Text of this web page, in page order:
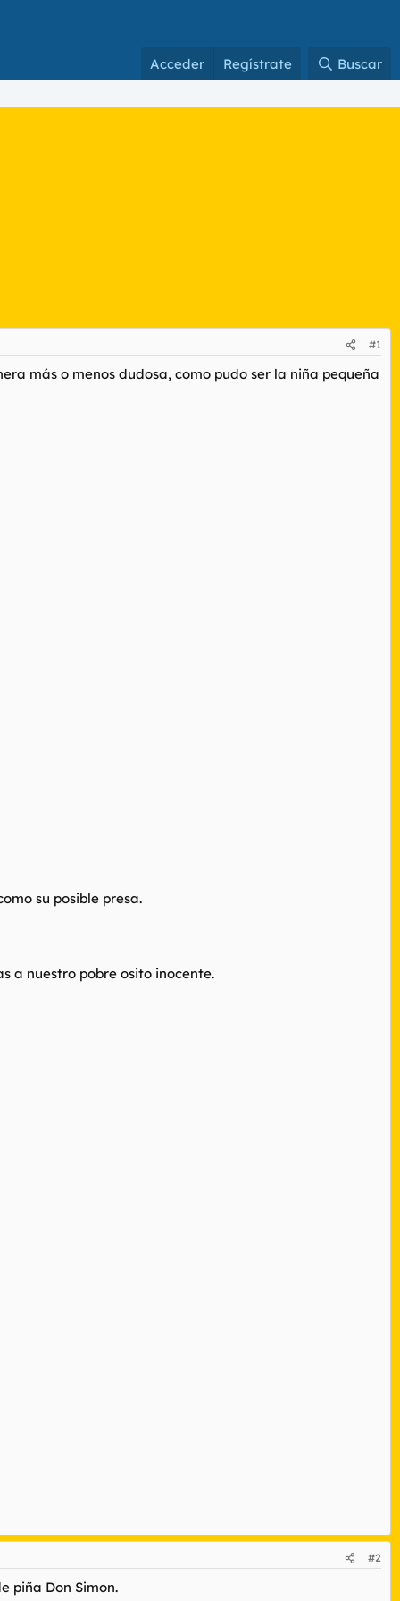
Acceder Regístrate Buscar
#1
más o menos dudosa, como pudo ser la niña pequeña
su posible presa.
a nuestro pobre osito inocente.
#2
piña Don Simon.